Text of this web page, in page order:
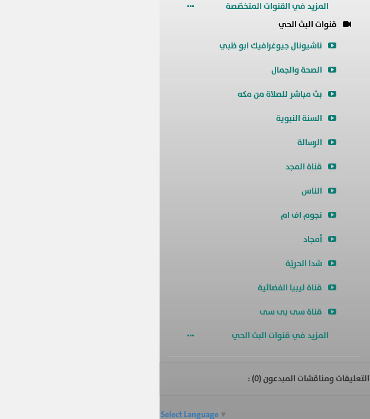
المزيد في القنوات المتخصّصة
قنوات البث الحي
ناشيونال جيوغرافيك ابو ظبي
الصحة والجمال
بث مباشر للصلاة من مكه
السنة النبوية
الرسالة
قناة المجد
الناس
نجوم اف ام
أمجاد
شدا الحريّة
قناة ليبيا الفضائية
قناة سى بى سى
المزيد في قنوات البث الحي
ومناقشات المبدعون (0
) :
Select Language▼